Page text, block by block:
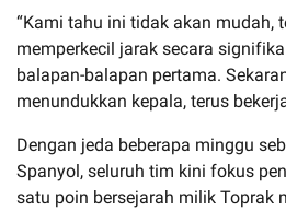
“Kami tahu ini tidak akan mudah,
memperkecil jarak secara
balapan-balapan pertama.
menundukkan kepala, terus
Dengan jeda beberapa minggu
Spanyol, seluruh tim kini fokus
satu poin bersejarah milik Toprak